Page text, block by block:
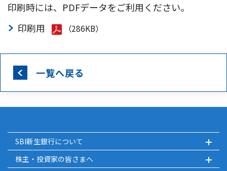
印刷時には、PDFデータをご利用ください。
印刷用
（286KB）
一覧へ戻る
SBI新生銀行について
株主・投資家の皆さまへ